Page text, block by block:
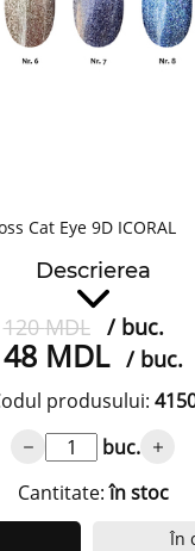
Cat Eye 9D ICORAL
Descrierea
120MDL / buc.
48 MDL / buc.
produsului:
buc.
Cantitate:în stoc
În